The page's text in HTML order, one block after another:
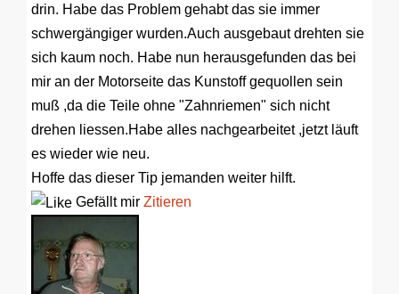
drin. Habe das Problem gehabt das sie immer
schwergängiger wurden.Auch ausgebaut drehten sie
sich kaum noch. Habe nun herausgefunden das bei
mir an der Motorseite das Kunstoff gequollen sein
muß ,da die Teile ohne "Zahnriemen" sich nicht
drehen liessen.Habe alles nachgearbeitet ,jetzt läuft
es wieder wie neu.
Hoffe das dieser Tip jemanden weiter hilft.
Gefällt mir Zitieren